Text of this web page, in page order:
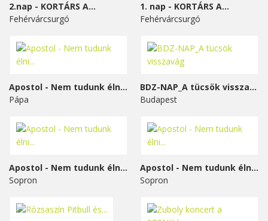
2.nap - KORTÁRS A...
Fehérvárcsurgó
1. nap - KORTÁRS A...
Fehérvárcsurgó
Apostol - Nem tudunk élni...
Pápa
BDZ-NAP_A tücsök visszavág
Budapest
Apostol - Nem tudunk élni...
Sopron
Apostol - Nem tudunk élni...
Sopron